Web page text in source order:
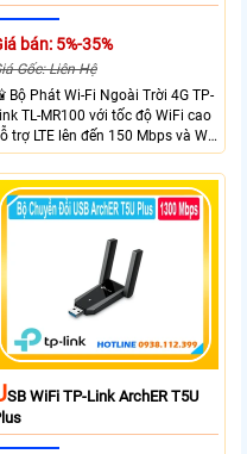
bán: 5%-35%
Gốc: Liên Hệ
Bộ Phát Wi-Fi Ngoài Trời 4G TP-
TL-MR100 với tốc độ WiFi cao
trợ LTE lên đến 150 Mbps và Wi-
2.4 GHz lên đến 300 Mbps với
kế với vỏ chống chịu thời tiết
chuẩn IP65, chống sét ±6kV và
chống tĩnh điện ±15kV
SB WiFi TP-Link ArchER T5U